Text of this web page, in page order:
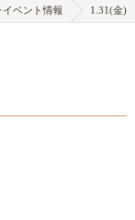
イベント情報 1.31(金)